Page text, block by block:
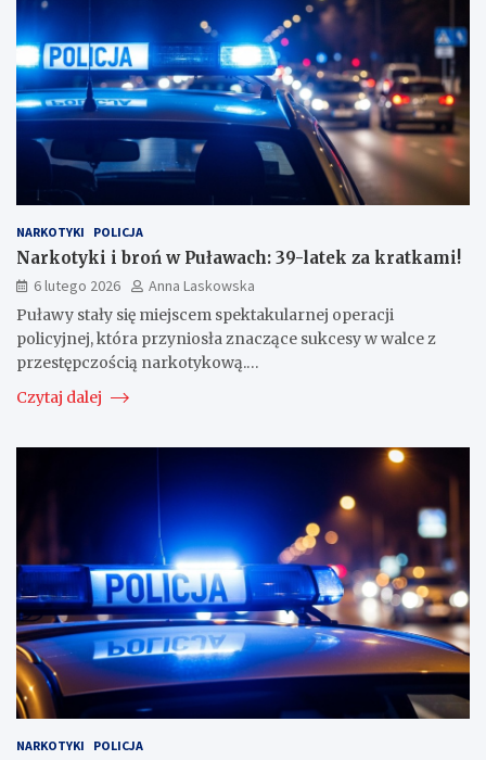
NARKOTYKI POLICJA
Narkotyki i broń w Puławach: 39-latek za kratkami!
6 lutego 2026
Anna Laskowska
Puławy stały się miejscem spektakularnej operacji
policyjnej, która przyniosła znaczące sukcesy w walce z
przestępczością narkotykową.…
Czytaj dalej
NARKOTYKI POLICJA